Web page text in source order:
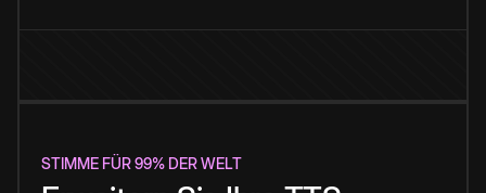
STIMME FÜR 99% DER WELT